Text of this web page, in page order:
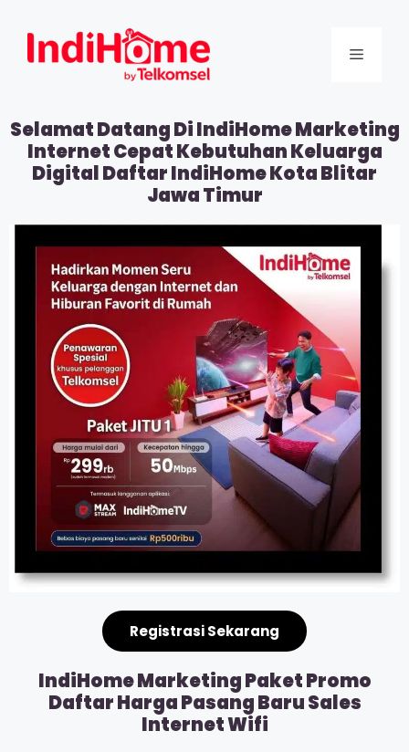
Selamat Datang Di IndiHome Marketing
Internet Cepat Kebutuhan Keluarga
Digital Daftar IndiHome Kota Blitar
Jawa Timur
Registrasi Sekarang
IndiHome Marketing Paket Promo
Daftar Harga Pasang Baru Sales
Internet Wifi